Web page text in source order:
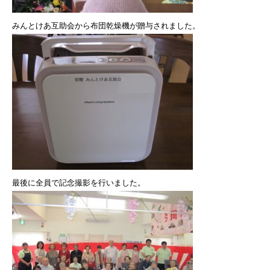
みんとけあ互助会から布団乾燥機が贈与されました。
最後に全員で記念撮影を行いました。